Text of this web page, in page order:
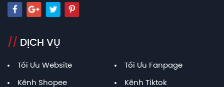
// DỊCH VỤ
Tối Ưu Website Tối Ưu Fanpage
Kênh Shopee Kênh Tiktok